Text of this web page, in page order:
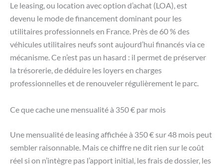
Le leasing, ou location avec option d’achat (LOA), est
devenu le mode de financement dominant pour les
utilitaires professionnels en France. Près de 60 % des
véhicules utilitaires neufs sont aujourd’hui financés via ce
mécanisme. Ce n’est pas un hasard : il permet de préserver
la trésorerie, de déduire les loyers en charges
professionnelles et de renouveler régulièrement le parc.
Ce que cache une mensualité à 350 € par mois
Une mensualité de leasing affichée à 350 € sur 48 mois peut
sembler raisonnable. Mais ce chiffre ne dit rien sur le coût
réel si on n’intègre pas l’apport initial, les frais de dossier, les